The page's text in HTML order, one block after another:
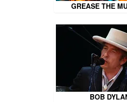
GREASE THE
BOB